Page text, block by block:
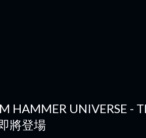
HAMMER UNIVERSE -
將登場